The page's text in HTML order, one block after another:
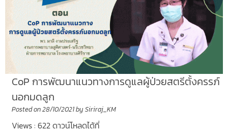
CoP การพัฒนาแนวทางการดูแลผู้ป่วยสตรีตั้งครรภ์
นอกมดลูก
Posted on28/10/2021by Siriraj_KM
Views : 622 ดาวน์โหลดได้ที่